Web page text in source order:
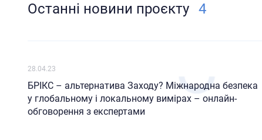
Останні новини проєкту 4
28.04.23
БРІКС – альтернатива Заходу? Міжнародна безпека
у глобальному і локальному вимірах – онлайн-
обговорення з експертами